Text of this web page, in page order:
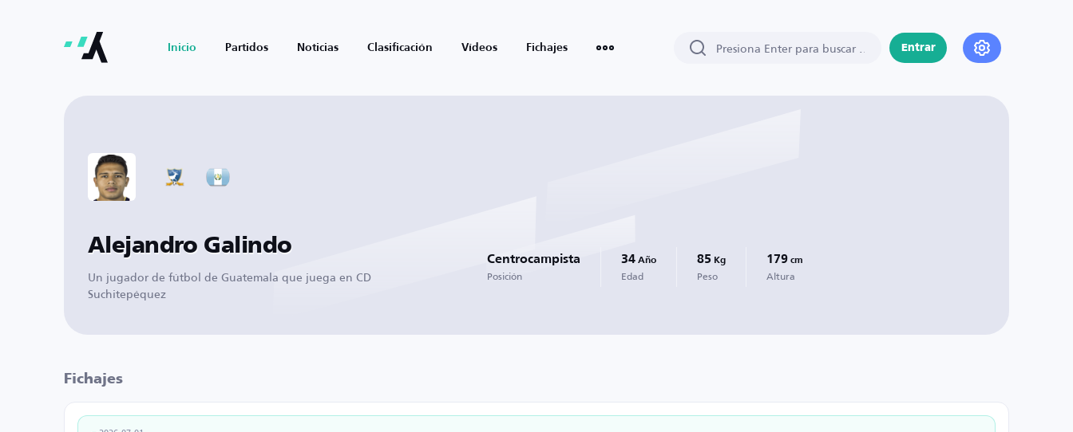
Inicio Partidos Noticias Clasificación Vídeos Fichajes Entrar
Alejandro Galindo
Un jugador de fútbol de Guatemala que juega en CD
Suchitepéquez
Centrocampista
Posición
34 Año
Edad
85 Kg
Peso
179 cm
Altura
Fichajes